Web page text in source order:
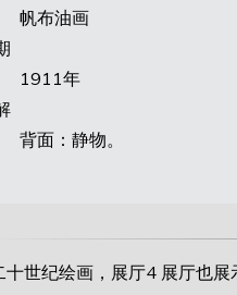
帆布油画
1911年
背面：静物。
十世纪绘画，展厅4 展厅也展